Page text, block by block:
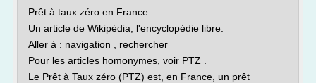
Prêt à taux zéro en France
Un article de Wikipédia, l'encyclopédie libre.
Aller à : navigation , rechercher
Pour les articles homonymes, voir PTZ .
Le Prêt à Taux zéro (PTZ) est, en France, un prêt